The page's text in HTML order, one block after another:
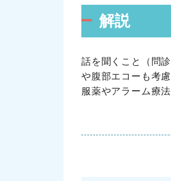
解説
話を聞くこと（問
や腹部エコーも考
服薬やアラーム療